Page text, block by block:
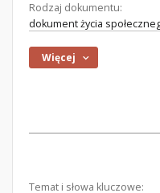
Rodzaj dokumentu:
dokument życia
Więcej
Temat i słowa kluczowe: